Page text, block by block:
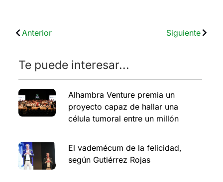
Anterior Siguiente
Te puede interesar...
Alhambra Venture premia un
proyecto capaz de hallar una
célula tumoral entre un millón
El vademécum de la felicidad,
según Gutiérrez Rojas